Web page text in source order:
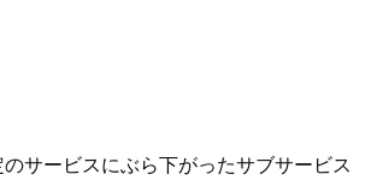
サービスにぶら下がったサブサービス